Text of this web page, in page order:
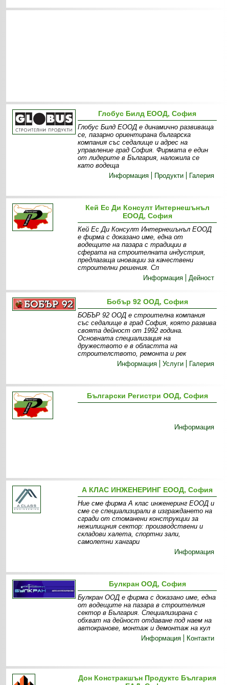
Глобус Билд ЕООД, София
Глобус Билд ЕООД е динамично развиваща
се, пазарно ориентирана българска
компания със седалище и адрес на
управление град София. Фирмата е един
от лидерите в България, наложила се
като водеща
Информация
Продукти Галерия
Кей Ес Ди Консулт Интернешънъл
ЕООД, София
Кей Ес Ди Консулт Интернешънъл ЕООД
е фирма с доказано име, една от
водещите на пазара с традиции в
сферата на строителната индустрия,
предлагаща иновации за качествени
строителни решения. Сп
Информация
Дейност
Бобър 92 ООД, София
БОБЪР 92 ООД е строителна компания
със седалище в град София, която развива
своята дейност от 1992 година.
Основната специализация на
дружеството е в областта на
строителството, ремонта и рек
Информация
Услуги Галерия
Български Регистри ООД, София
Информация
А КЛАС ИНЖЕНЕРИНГ ЕООД, София
Ние сме фирма А клас инженеринг ЕООД и
сме се специализирали в изграждането на
сгради от стоманени конструкции за
нежилищния сектор: производствени и
складови халета, спортни зали,
самолетни хангари
Информация
Булкран ООД, София
Булкран ООД е фирма с доказано име, една
от водещите на пазара в строителния
сектор в България. Специализирана с
обхват на дейност отдаване под наем на
автокранове, монтаж и демонтаж на кул
Информация
Контакти
Дон Констракшън Продуктс България